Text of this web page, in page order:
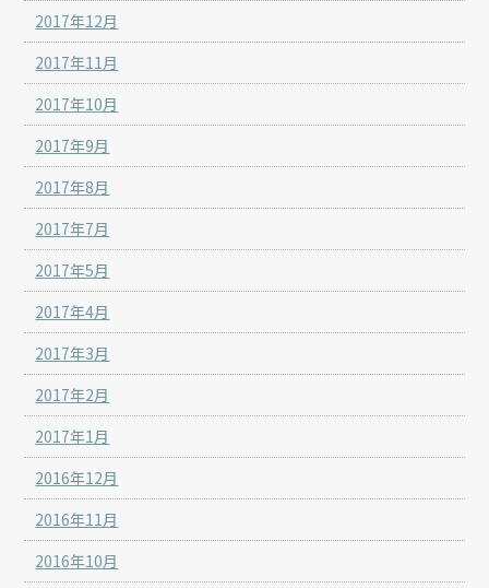
2017年12月
2017年11月
2017年10月
2017年9月
2017年8月
2017年7月
2017年5月
2017年4月
2017年3月
2017年2月
2017年1月
2016年12月
2016年11月
2016年10月